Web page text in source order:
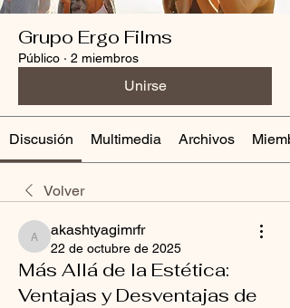
Grupo Ergo Films
Público · 2 miembros
Unirse
Discusión Multimedia Archivos
Volver
akashtyagimrfr
akashtyagimrfr
22 de octubre de 2025
Más Allá de la Estética:
Ventajas y Desventajas de